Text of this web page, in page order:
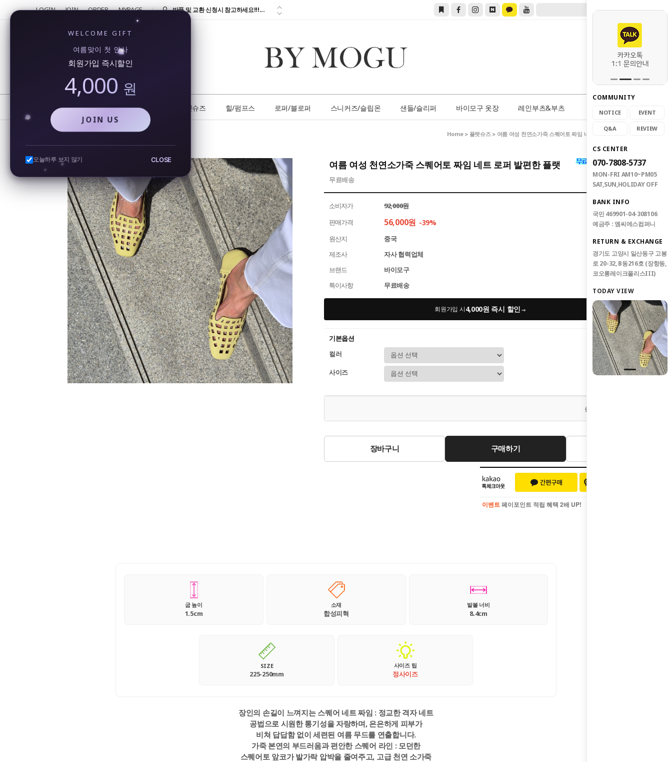
LOGIN JOIN ORDER MYPAGE
반품 및 교환 신청시 참고하세요!!!...
반품 및 교환 신청시 참고하세요!!!...
NEW BEST 플랫슈즈 힐/펌프스 로퍼/블로퍼 스니커즈/슬립온 샌들/슬리퍼 바이모구 옷장 레인부츠&부츠
COMMUNITY
NOTICE EVENT
Q&A REVIEW
CS CENTER
070-7808-5737
MON-FRI AM10~PM05
SAT,SUN,HOLIDAY OFF
BANK INFO
국민 469901-04-308106
예금주 : 엠씨에스컴퍼니
RETURN & EXCHANGE
경기도 고양시 일산동구 고봉
로 20-32, B동216호 (장항동,
코오롱레이크폴리스III)
TODAY VIEW
여름 여성 천연소가죽 스퀘어토 짜임 네트 로퍼 발편한 플랫
Home> 플랫슈즈> 여름 여성 천연소가죽 스퀘어토 짜임 네트 로퍼 발편한 플랫
여름 여성 천연소가죽 스퀘어토 짜임 네트 로퍼 발편한 플랫
무료배송
소비자가
92,000원
판매가격
56,000원 -39%
원산지
중국
제조사
자사 협력업체
브랜드
바이모구
특이사항
무료배송
회원가입 시4,000원 즉시 할인 →
기본옵션
컬러
사이즈
총 상품 금액
장바구니 구매하기
이벤트 페이포인트 적립 혜택 2배 UP!
굽 높이
1.5cm
소재
합성피혁
발볼 너비
8.4cm
SIZE
225-250mm
사이즈 팁
정사이즈
장인의 손길이 느껴지는 스퀘어 네트 짜임 : 정교한 격자 네트
공법으로 시원한 통기성을 자랑하며, 은은하게 피부가
비쳐 답답함 없이 세련된 여름 무드를 연출합니다.
가죽 본연의 부드러움과 편안한 스퀘어 라인 : 모던한
스퀘어토 앞코가 발가락 압박을 줄여주고, 고급 천연 소가죽
WELCOME GIFT
여름맞이 첫 인사
회원가입 즉시할인
4,000 원
JOIN US
오늘하루 보지 않기 CLOSE